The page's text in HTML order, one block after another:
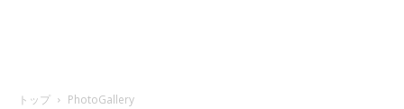
トップ PhotoGallery